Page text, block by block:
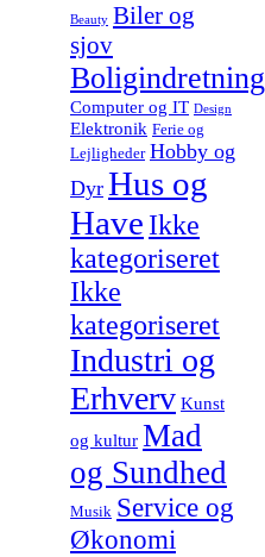
Beauty Biler og
sjov
Boligindretning
Computer og IT Design
Elektronik Ferie og
Lejligheder Hobby og
Dyr Hus og
Have Ikke
kategoriseret
Ikke
kategoriseret
Industri og
Erhverv Kunst
og kultur Mad
og Sundhed
Musik Service og
Økonomi